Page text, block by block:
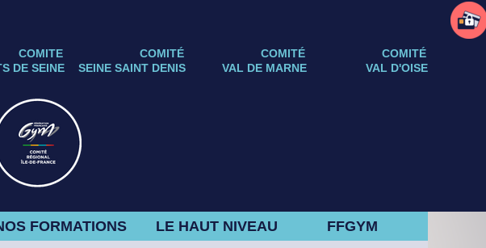
COMITÉ
COMITÉ
COMITÉ
COMITE
VAL D'OISE
VAL DE MARNE
SEINE SAINT DENIS
DE SEINE
FORMATIONS LE HAUT NIVEAU FFGYM